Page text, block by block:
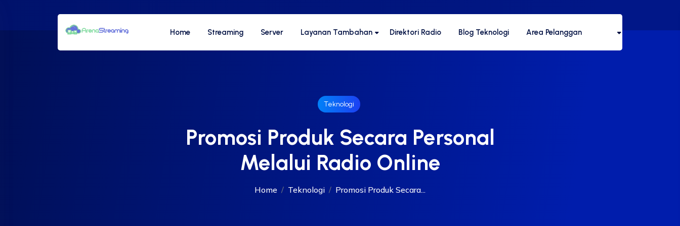
Home Streaming Server Layanan Tambahan Direktori Radio Blog Teknologi Area Pelanggan
Teknologi
Promosi Produk Secara Personal
Melalui Radio Online
Home Teknologi Promosi Produk Secara...